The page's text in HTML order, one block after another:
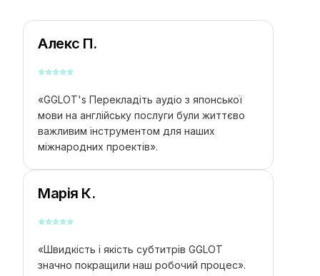
Алекс П.
⭐⭐⭐⭐⭐
«GGLOT's Перекладіть аудіо з японської
мови на англійськупослуги були життєво
важливим інструментом для наших
міжнародних проектів».
Марія К.
⭐⭐⭐⭐⭐
«Швидкість і якість субтитрів GGLOT
значно покращили наш робочий процес».